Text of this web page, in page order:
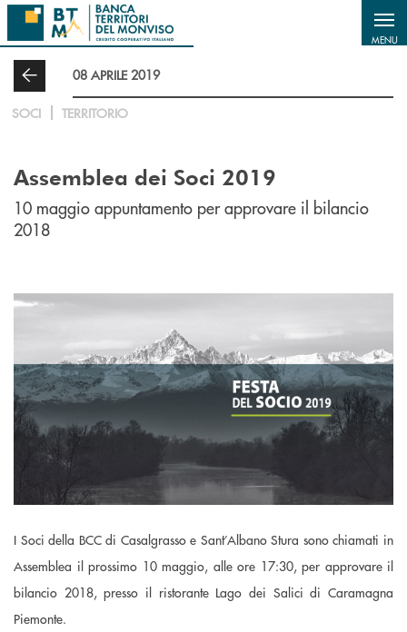
Salta al contenuto principale
MENU
08 APRILE 2019
SOCI TERRITORIO
Assemblea dei Soci 2019
10 maggio appuntamento per approvare il bilancio
2018
I Soci della BCC di Casalgrasso e Sant’Albano Stura sono chiamati in
Assemblea il prossimo 10 maggio, alle ore 17:30, per approvare il
bilancio 2018, presso il ristorante Lago dei Salici di Caramagna
Piemonte.